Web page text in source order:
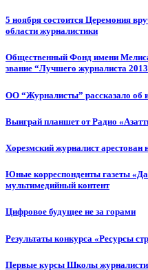
5 ноября состоится Церемония
области журналистики
Общественный Фонд имени
звание “Лучшего журналиста
ОО “Журналисты” рассказало об
Выиграй планшет от Радио
Хорезмский журналист арестован
Юные корреспонденты газеты
мультимедийный контент
Цифровое будущее не за горами
Результаты конкурса «Ресурсы
Первые курсы Школы